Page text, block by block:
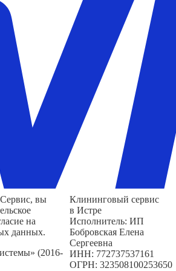
Сервис, вы
на
данных.
(2016-
Клининговый сервис
в Истре
Исполнитель: ИП
Бобровская Елена
Сергеевна
ИНН: 772737537161
ОГРН: 323508100253650